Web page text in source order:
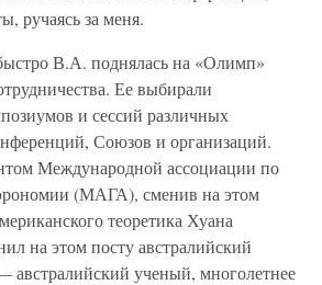
ручаясь за меня.
В.А. поднялась на «Олимп»
Ее выбирали
и сессий различных
Союзов и организаций.
Международной ассоциации по
(МАГА), сменив на этом
теоретика Хуана
на этом посту австралийский
ученый, многолетнее